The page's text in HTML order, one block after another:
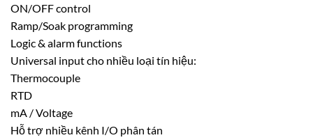
ON/OFF control
Ramp/Soak programming
Logic & alarm functions
Universal input cho nhiều loại tín hiệu:
Thermocouple
RTD
mA / Voltage
Hỗ trợ nhiều kênh I/O phân tán